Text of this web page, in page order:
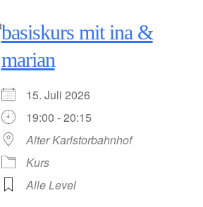
basiskurs mit ina &
marian
15. Juli 2026
19:00 - 20:15
Alter Karlstorbahnhof
Kurs
Alle Level